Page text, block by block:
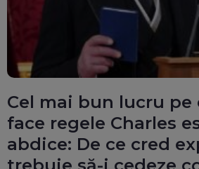
Cel mai bun lucru pe
face regele Charles
abdice: De ce cred